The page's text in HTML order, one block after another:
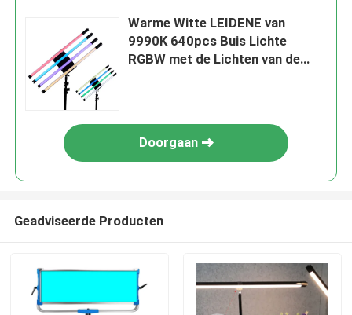
Warme Witte LEIDENE van
9990K 640pcs Buis Lichte
RGBW met de Lichten van de
Doorgaan
Geadviseerde Producten